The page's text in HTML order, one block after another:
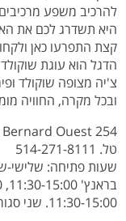
להרכיב משפע
היא תשדרג לכם את
קצת התפרעו כאן
הדגל הוא עוגת שוקולד
צ'יה מצופה שוקולד
ובכל מקרה, החוויה
254 Rue Bernard Ouest
טל. 514-271-8111
11:30-15:00. שני סגור.